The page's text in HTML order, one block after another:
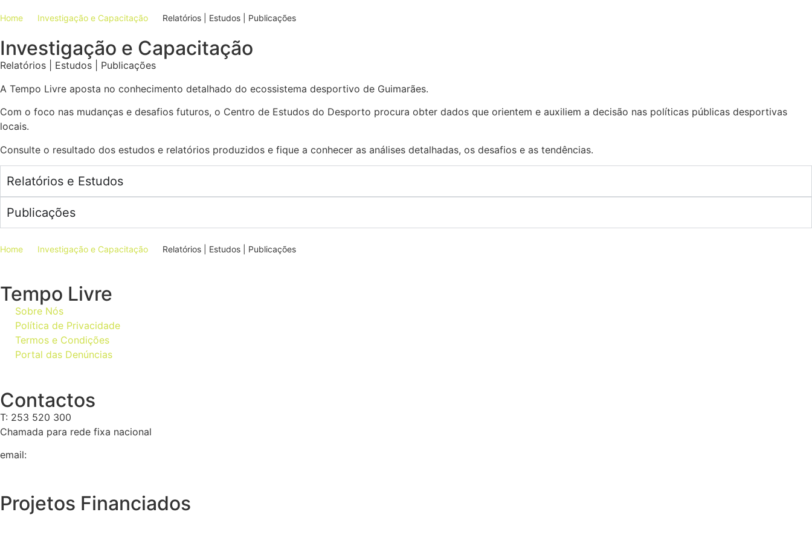
Home Investigação e Capacitação Relatórios | Estudos | Publicações
Investigação e Capacitação
Relatórios | Estudos | Publicações
A Tempo Livre aposta no conhecimento detalhado do ecossistema desportivo de Guimarães.
Com o foco nas mudanças e desafios futuros, o Centro de Estudos do Desporto procura obter dados que orientem e auxiliem a decisão nas políticas públicas desportivas
locais.
Consulte o resultado dos estudos e relatórios produzidos e fique a conhecer as análises detalhadas, os desafios e as tendências.
Relatórios e Estudos
Publicações
Home Investigação e Capacitação Relatórios | Estudos | Publicações
Tempo Livre
Sobre Nós
Política de Privacidade
Termos e Condições
Portal das Denúncias
Contactos
T: 253 520 300
Chamada para rede fixa nacional
email:
Projetos Financiados